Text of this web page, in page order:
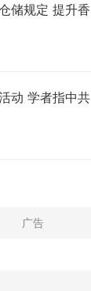
储规定 提升香
动 学者指中共